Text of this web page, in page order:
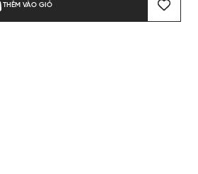
THÊM VÀO GIỎ